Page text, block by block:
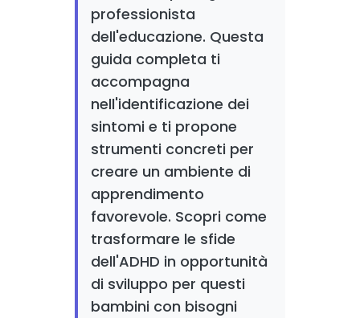
professionista
dell'educazione. Questa
guida completa ti
accompagna
nell'identificazione dei
sintomi e ti propone
strumenti concreti per
creare un ambiente di
apprendimento
favorevole. Scopri come
trasformare le sfide
dell'ADHD in opportunità
di sviluppo per questi
bambini con bisogni